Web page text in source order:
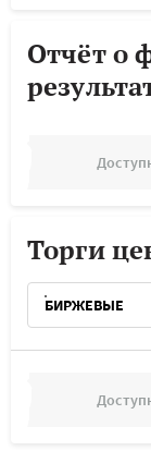
Отчёт о
Торги
БИРЖЕВЫЕ